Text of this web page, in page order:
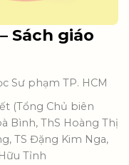
Sách giáo
Sư phạm TP. HCM
(Tổng Chủ biên
Bình, ThS Hoàng Thị
TS Đặng Kim Nga,
Tỉnh